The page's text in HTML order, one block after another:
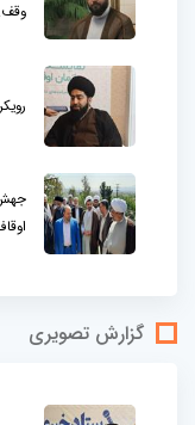
جهش
گزارش تصویری